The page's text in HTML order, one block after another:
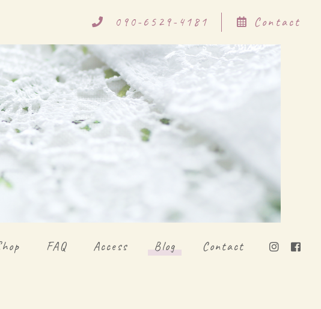
090-6529-4181 Contact
FAQ Access Blog Contact